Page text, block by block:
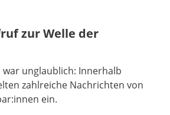
zur Welle der
war unglaublich: Innerhalb
zahlreiche Nachrichten von
ein.